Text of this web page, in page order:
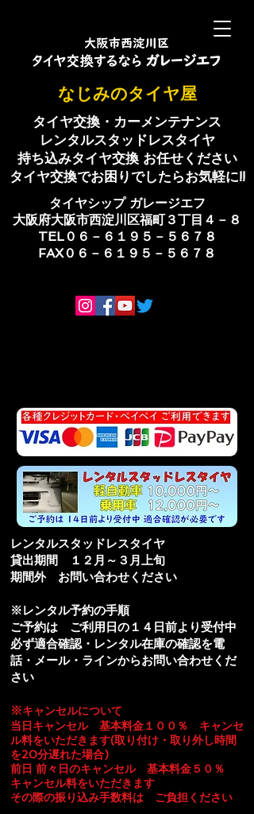
​なじみのタイヤ屋
タイヤ交換・カーメンテナンス
レンタルスタッドレスタイヤ
持ち込みタイヤ交換 お任せください
​タイヤ交換でお困りでしたらお気軽に!!
​タイヤシップ ​ガレージエフ
大阪府大阪市西淀川区福町３丁目４－８
TEL０６－６１９５－５６７８
​FAX０６－６１９５－５６７８
レンタルスタッドレスタイヤ
貸出期間 １２月～３月上旬
期間外 お問い合わせください
※レンタル予約の手順
ご予約は ご利用日の１４日前より受付中
必ず適合確認・レンタル在庫の確認を電
話・メール・ラインからお問い合わせくだ
さい
※キャンセルについて
当日キャンセル 基本料金１００％ キャンセ
ル料をいただきます(取り付け・取り外し時間
を20分遅れた場合)
前日 前々日のキャンセル 基本料金５０％
キャンセル料をいただきます
その際の振り込み手数料は ご負担ください